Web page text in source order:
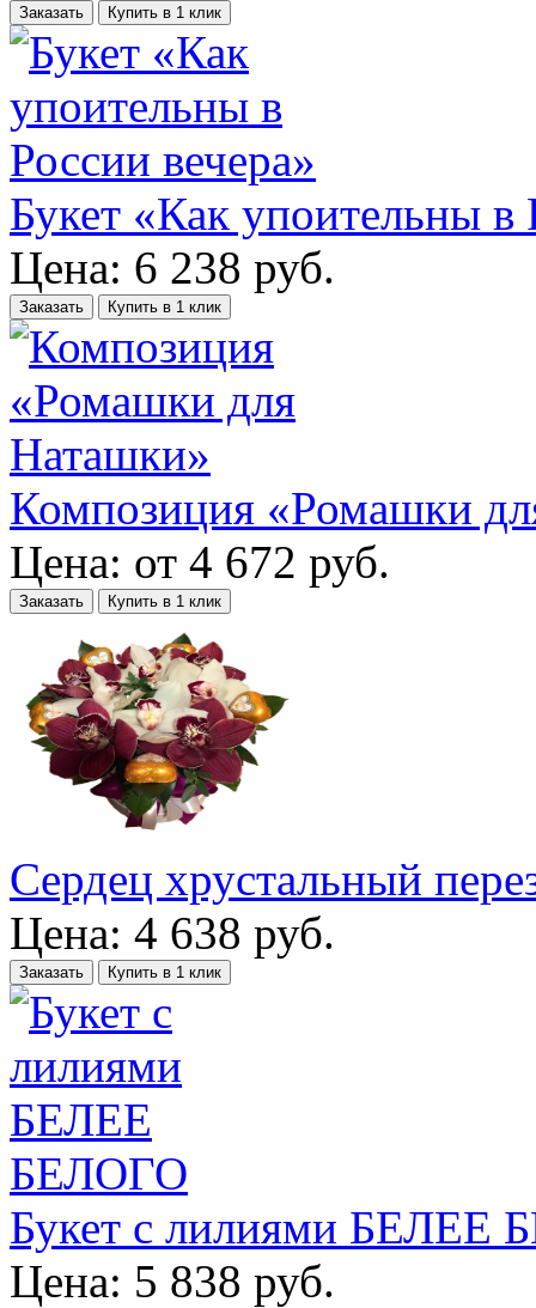
Заказать Купить в 1 клик
Букет «Как упоительны в
Цена: 6 238 руб.
Заказать Купить в 1 клик
Композиция «Ромашки
Цена: от 4 672 руб.
Заказать Купить в 1 клик
Сердец хрустальный
Цена: 4 638 руб.
Заказать Купить в 1 клик
Букет с лилиями БЕЛЕЕ
Цена: 5 838 руб.